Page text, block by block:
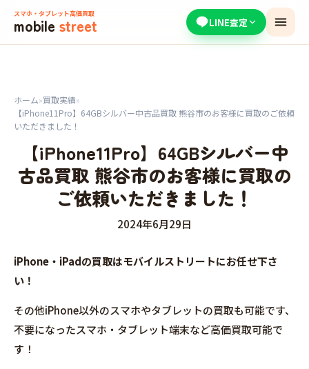
スマホ・タブレット高価買取
mobile street LINE査定
ホーム»買取実績»
【iPhone11Pro】64GBシルバー中古品買取 熊谷市のお客様に買取のご依頼
いただきました！
【iPhone11Pro】64GBシルバー中
古品買取 熊谷市のお客様に買取の
ご依頼いただきました！
2024年6月29日
iPhone・iPadの買取はモバイルストリートにお任せ下さ
い！
その他iPhone以外のスマホやタブレットの買取も可能です、
不要になったスマホ・タブレット端末など高価買取可能で
す！